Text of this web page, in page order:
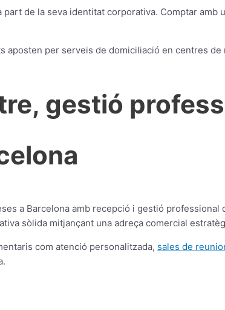
part de la seva identitat corporativa. Comptar
per serveis de domiciliació en centres
gestió
a Barcelona amb recepció i gestió
sòlida mitjançant una adreça comercial
com atenció personalitzada, sales de